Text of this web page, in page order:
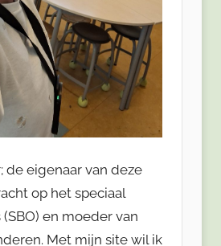
de eigenaar van deze
op het speciaal
en moeder van
Met mijn site wil ik